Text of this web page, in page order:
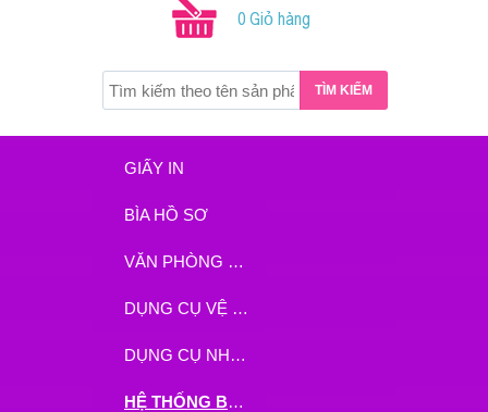
0 Giỏ hàng
TÌM KIẾM
GIẤY IN
BÌA HỒ SƠ
VĂN PHÒNG PHẨM
DỤNG CỤ VỆ SINH
DỤNG CỤ NHÀ BẾP
HỆ THỐNG BHX - TGDĐ ĐẶT HÀNG TẠI ĐÂY